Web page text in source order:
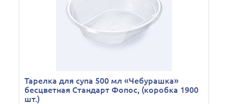
Тарелка для супа 500 мл «Чебурашка»
бесцветная Стандарт Фопос, (коробка 1900
шт.)